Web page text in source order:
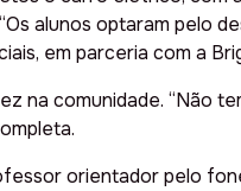
alunos optaram pelo
em parceria com a
na comunidade. “Não
orientador pelo